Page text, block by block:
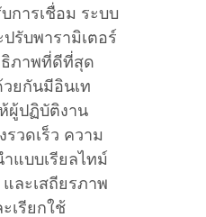
การเชื่อม ระบบ
รับพารามิเตอร์
ธิภาพที่ดีที่สุด
ยกันมีอินเท
ผู้ปฏิบัติงาน
วดเร็ว ความ
แบบเรียลไทม์
ละเสถียรภาพ
เรียกใช้